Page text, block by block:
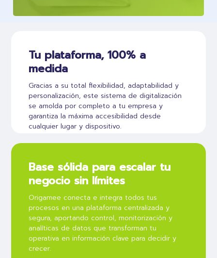
Tu plataforma, 100% a
medida
Gracias a su total flexibilidad, adaptabilidad y
personalización, este sistema de digitalización
se amolda por completo a tu empresa y
garantiza la máxima accesibilidad desde
cualquier lugar y dispositivo.
Base sólida para escalar tu
negocio sin límites
Origamee conecta e integra todos tus
procesos en una plataforma centralizada y
segura, aportando control, monitorización y
analíticas de datos que transforman tu
operativa en información clave para decidir y
crecer.